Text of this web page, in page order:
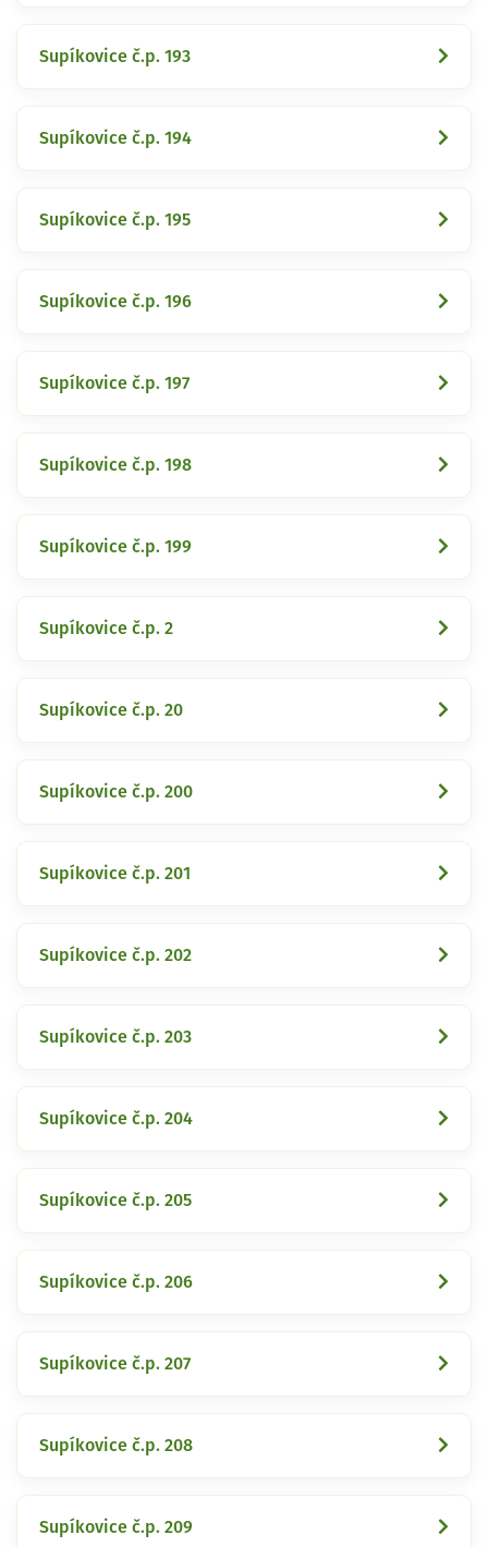
Supíkovice č.p. 193
Supíkovice č.p. 194
Supíkovice č.p. 195
Supíkovice č.p. 196
Supíkovice č.p. 197
Supíkovice č.p. 198
Supíkovice č.p. 199
Supíkovice č.p. 2
Supíkovice č.p. 20
Supíkovice č.p. 200
Supíkovice č.p. 201
Supíkovice č.p. 202
Supíkovice č.p. 203
Supíkovice č.p. 204
Supíkovice č.p. 205
Supíkovice č.p. 206
Supíkovice č.p. 207
Supíkovice č.p. 208
Supíkovice č.p. 209